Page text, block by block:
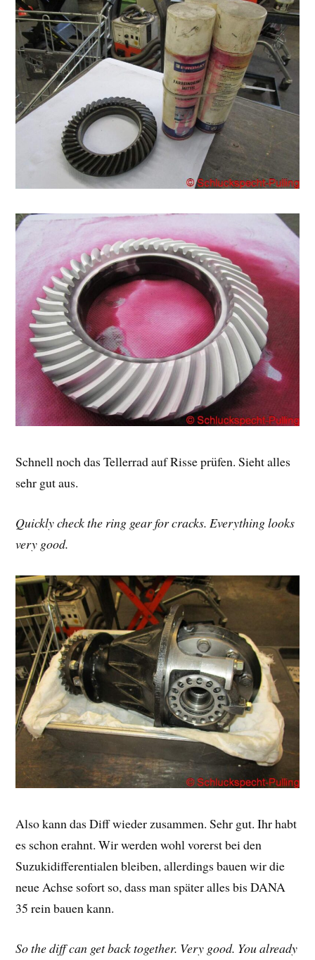
Schnell noch das Tellerrad auf Risse prüfen. Sieht alles
sehr gut aus.
Quickly check the ring gear for cracks. Everything looks
very good.
Also kann das Diff wieder zusammen. Sehr gut. Ihr habt
es schon erahnt. Wir werden wohl vorerst bei den
Suzukidifferentialen bleiben, allerdings bauen wir die
neue Achse sofort so, dass man später alles bis DANA
35 rein bauen kann.
So the diff can get back together. Very good. You already